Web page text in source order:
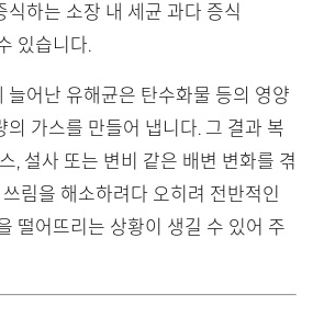
식하는 소장 내 세균 과다 증식
있습니다.
늘어난 유해균은 탄수화물 등의 영양
의 가스를 만들어 냅니다. 그 결과 복
, 설사 또는 변비 같은 배변 변화를 겪
림을 해소하려다 오히려 전반적인
떨어뜨리는 상황이 생길 수 있어 주